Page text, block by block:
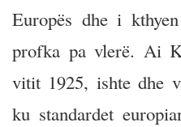
Europës dhe i
profka pa vlerë. Ai
vitit 1925, ishte dhe
ku standardet